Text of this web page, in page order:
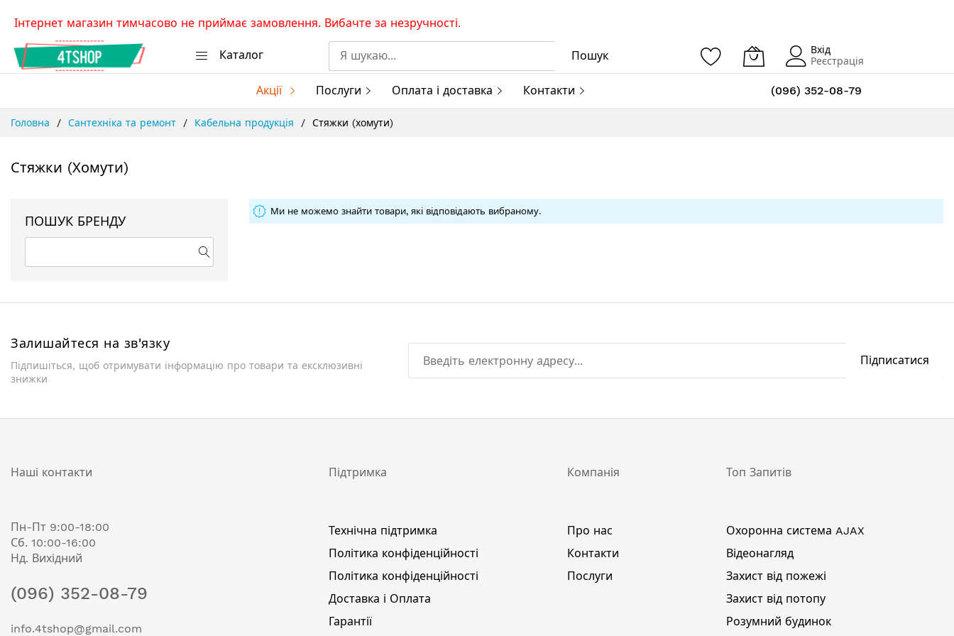
Skip
Content
Інтернет магазин тимчасово не приймає замовлення. Вибачте за незручності.
Каталог Пошук
Вхід
Реєстрація
Акції Послуги Оплата і доставка Контакти (096) 352-08-79
Головна Сантехніка та ремонт Кабельна продукція Стяжки (хомути)
Стяжки (хомути)
Ми не можемо знайти товари, які відповідають вибраному.
ПОШУК БРЕНДУ
Залишайтеся на зв'язку
Підпишіться, щоб отримувати інформацію про товари та ексклюзивні
знижки
Підписатися
Наші контакти
Пн-Пт 9:00-18:00
Сб. 10:00-16:00
Нд. Вихідний
(096) 352-08-79
info.4tshop@gmail.com
Підтримка
Технічна підтримка
Політика конфіденційності
Політика конфіденційності
Доставка і Оплата
Гарантії
Компанія
Про нас
Контакти
Послуги
Топ Запитів
Охоронна система AJAX
Відеонагляд
Захист від пожежі
Захист від потопу
Розумний будинок